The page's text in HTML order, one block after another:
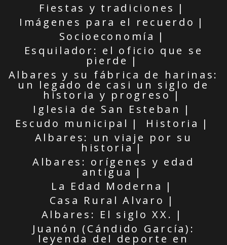
Fiestas y tradiciones
Imágenes para el recuerdo
Socioeconomía
Esquilador: el oficio que se
pierde
Albares y su fábrica de harinas:
un legado de casi un siglo de
historia y progreso
Iglesia de San Esteban
Escudo municipal
Historia
Albares: un viaje por su
historia
Albares: orígenes y edad
antigua
La Edad Moderna
Casa Rural Alvaro
Albares: El siglo XX.
Juanón (Cándido García):
leyenda del deporte en